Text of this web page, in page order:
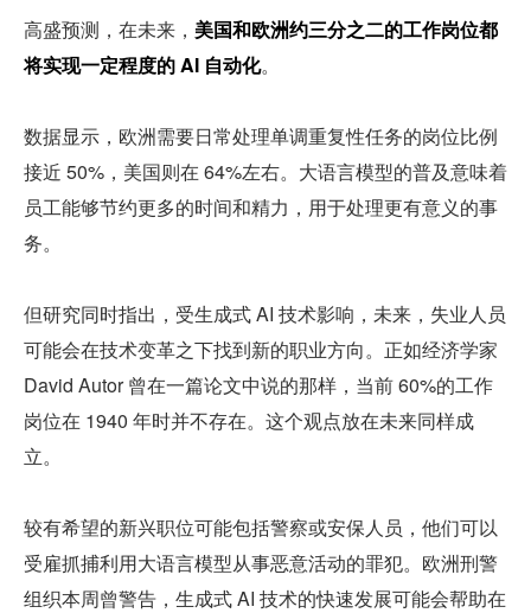
高盛预测，在未来， 美国和欧洲约三分之二的工作岗位都
将实现一定程度的 AI 自动化。
数据显示，欧洲需要日常处理单调重复性任务的岗位比例
接近 50%，美国则在 64%左右。大语言模型的普及意味着
员工能够节约更多的时间和精力，用于处理更有意义的事
务。
但研究同时指出，受生成式 AI 技术影响，未来，失业人员
可能会在技术变革之下找到新的职业方向。正如经济学家
David Autor 曾在一篇论文中说的那样，当前 60%的工作
岗位在 1940 年时并不存在。这个观点放在未来同样成
立。
较有希望的新兴职位可能包括警察或安保人员，他们可以
受雇抓捕利用大语言模型从事恶意活动的罪犯。欧洲刑警
组织本周曾警告，生成式 AI 技术的快速发展可能会帮助在